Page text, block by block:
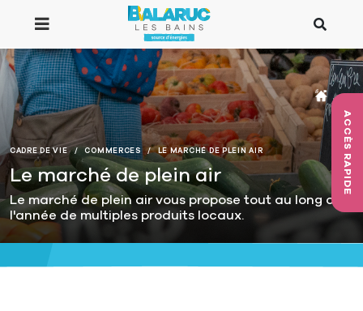
Aller au contenu principal
ACCÈS RAPIDE
CADRE DE VIE COMMERCES LE MARCHÉ DE PLEIN AIR
Le marché de plein air
Le marché de plein air vous propose tout au long de
l'année de multiples produits locaux.